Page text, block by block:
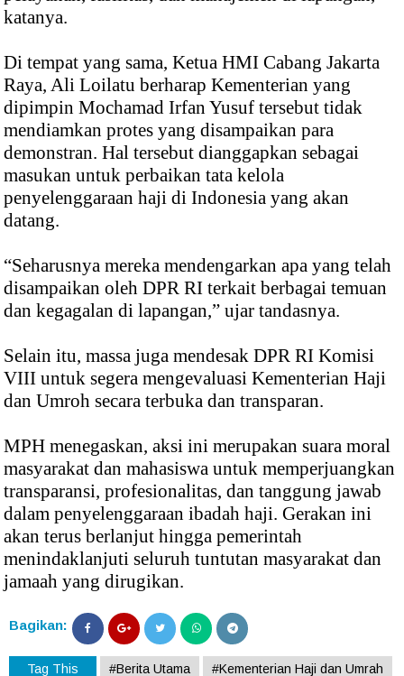
katanya.
Di tempat yang sama, Ketua HMI Cabang Jakarta
Raya, Ali Loilatu berharap Kementerian yang
dipimpin Mochamad Irfan Yusuf tersebut tidak
mendiamkan protes yang disampaikan para
demonstran. Hal tersebut dianggapkan sebagai
masukan untuk perbaikan tata kelola
penyelenggaraan haji di Indonesia yang akan
datang.
“Seharusnya mereka mendengarkan apa yang telah
disampaikan oleh DPR RI terkait berbagai temuan
dan kegagalan di lapangan,” ujar tandasnya.
Selain itu, massa juga mendesak DPR RI Komisi
VIII untuk segera mengevaluasi Kementerian Haji
dan Umroh secara terbuka dan transparan.
MPH menegaskan, aksi ini merupakan suara moral
masyarakat dan mahasiswa untuk memperjuangkan
transparansi, profesionalitas, dan tanggung jawab
dalam penyelenggaraan ibadah haji. Gerakan ini
akan terus berlanjut hingga pemerintah
menindaklanjuti seluruh tuntutan masyarakat dan
jamaah yang dirugikan.
Bagikan:
Tag This #Berita Utama #Kementerian Haji dan Umrah